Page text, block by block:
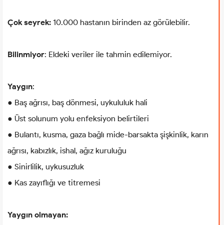
Çok seyrek: 10.000 hastanın birinden az görülebilir.
Bilinmiyor: Eldeki veriler ile tahmin edilemiyor.
Yaygın:
● Baş ağrısı, baş dönmesi, uykululuk hali
● Üst solunum yolu enfeksiyon belirtileri
● Bulantı, kusma, gaza bağlı mide-barsakta şişkinlik, karın
ağrısı, kabızlık, ishal, ağız kuruluğu
● Sinirlilik, uykusuzluk
● Kas zayıflığı ve titremesi
Yaygın olmayan: